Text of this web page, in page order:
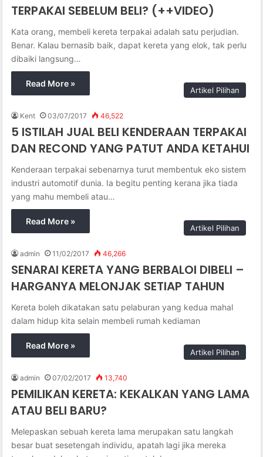
TERPAKAI SEBELUM BELI? (++VIDEO)
Kata orang, membeli kereta terpakai adalah satu perjudian.
Benar. Kalau bernasib baik, dapat kereta yang elok, tak perlu
dibaiki langsung…
Read More »
Artikel Pilihan
Kent 03/07/2017 46,522
5 ISTILAH JUAL BELI KENDERAAN TERPAKAI
DAN RECOND YANG PATUT ANDA KETAHUI
Kenderaan terpakai sebenarnya turut membentuk eko sistem
industri automotif dunia. Ia begitu penting kerana jika tiada
yang mahu membeli atau…
Read More »
Artikel Pilihan
admin 11/02/2017 46,266
SENARAI KERETA YANG BERBALOI DIBELI –
HARGANYA MELONJAK SETIAP TAHUN
Kereta boleh dikatakan satu pelaburan yang kedua mahal
dalam hidup kita selain membeli rumah kediaman
Read More »
Artikel Pilihan
admin 07/02/2017 13,740
PEMILIKAN KERETA: KEKALKAN YANG LAMA
ATAU BELI BARU?
Melepaskan sebuah kereta lama merupakan satu langkah
besar buat sesetengah individu, apatah lagi jika mereka